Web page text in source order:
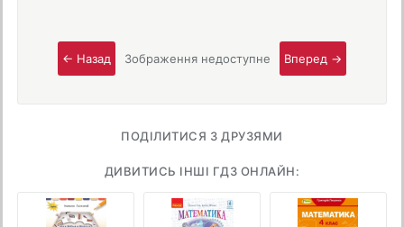
← Назад Зображення недоступне Вперед →
ПОДІЛИТИСЯ З ДРУЗЯМИ
ДИВИТИСЬ ІНШІ ГДЗ ОНЛАЙН: